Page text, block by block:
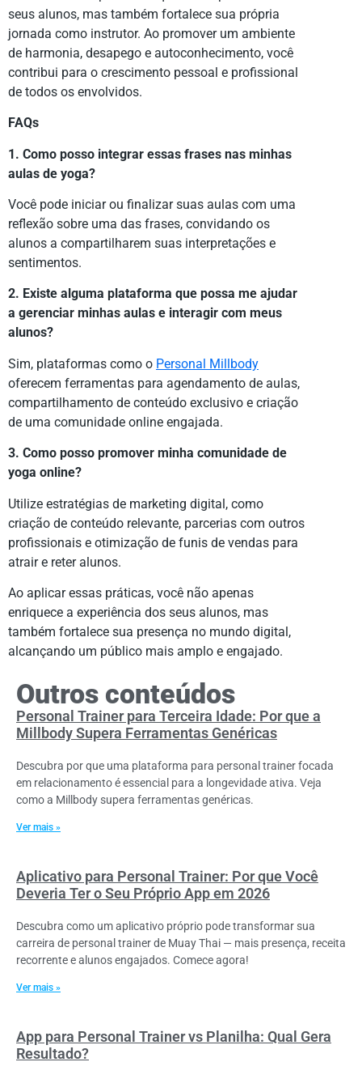
seus alunos, mas também fortalece sua própria
jornada como instrutor. Ao promover um ambiente
de harmonia, desapego e autoconhecimento, você
contribui para o crescimento pessoal e profissional
de todos os envolvidos.
FAQs
1. Como posso integrar essas frases nas minhas
aulas de yoga?
Você pode iniciar ou finalizar suas aulas com uma
reflexão sobre uma das frases, convidando os
alunos a compartilharem suas interpretações e
sentimentos.
2. Existe alguma plataforma que possa me ajudar
a gerenciar minhas aulas e interagir com meus
alunos?
Sim, plataformas como o Personal Millbody
oferecem ferramentas para agendamento de aulas,
compartilhamento de conteúdo exclusivo e criação
de uma comunidade online engajada.
3. Como posso promover minha comunidade de
yoga online?
Utilize estratégias de marketing digital, como
criação de conteúdo relevante, parcerias com outros
profissionais e otimização de funis de vendas para
atrair e reter alunos.
Ao aplicar essas práticas, você não apenas
enriquece a experiência dos seus alunos, mas
também fortalece sua presença no mundo digital,
alcançando um público mais amplo e engajado.
Outros conteúdos
Personal Trainer para Terceira Idade: Por que a
Millbody Supera Ferramentas Genéricas
Descubra por que uma plataforma para personal trainer focada
em relacionamento é essencial para a longevidade ativa. Veja
como a Millbody supera ferramentas genéricas.
Ver mais »
Aplicativo para Personal Trainer: Por que Você
Deveria Ter o Seu Próprio App em 2026
Descubra como um aplicativo próprio pode transformar sua
carreira de personal trainer de Muay Thai — mais presença, receita
recorrente e alunos engajados. Comece agora!
Ver mais »
App para Personal Trainer vs Planilha: Qual Gera
Resultado?